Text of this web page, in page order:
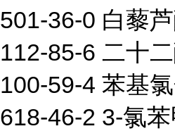
501-36-0 白藜
112-85-6 二十
100-59-4 苯基
618-46-2 3-氯